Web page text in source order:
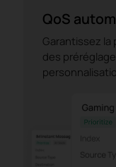
QoS
Garantissez la
des